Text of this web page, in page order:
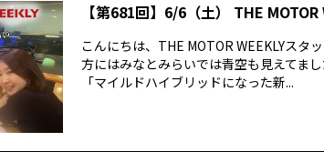
【第681回】6/6（土） THE MOTOR
こんにちは、THE MOTOR WEEKLYスタ
方にはみなとみらいでは青空も見えてま
「マイルドハイブリッドになった新...